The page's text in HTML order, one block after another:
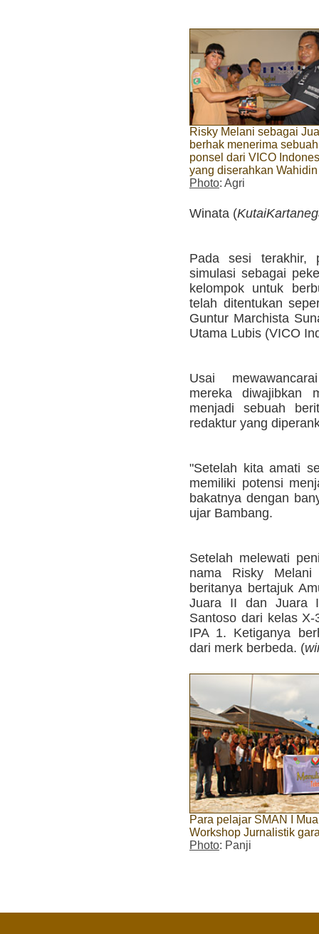
Risky Melani sebagai
berhak menerima sebuah
ponsel dari VICO
yang diserahkan
Photo: Agri
Winata (
Pada sesi terakhir,
simulasi sebagai
kelompok untuk
telah ditentukan
Guntur Marchista
Utama Lubis (VICO
Usai
mereka diwajibkan
menjadi sebuah
redaktur yang
"Setelah kita amati
memiliki potensi
bakatnya dengan
ujar Bambang.
Setelah melewati
nama Risky
beritanya bertajuk
Juara II dan Juara
Santoso dari kelas
IPA 1. Ketiganya
dari merk berbeda. (
Para pelajar SMAN I
Workshop Jurnalistik
Photo: Panji